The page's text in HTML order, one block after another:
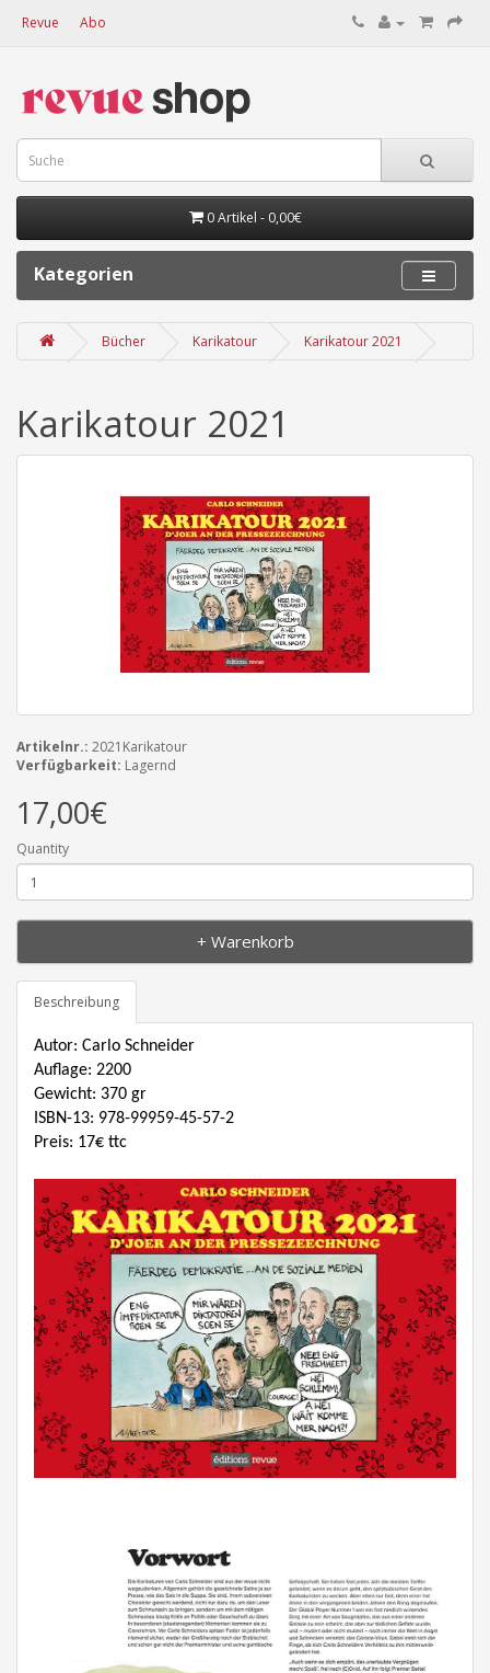
Revue Abo
0 Artikel - 0,00€
Kategorien
Bücher Karikatour Karikatour 2021
Karikatour 2021
Artikelnr.: 2021Karikatour
Verfügbarkeit: Lagernd
17,00€
Quantity
+ Warenkorb
Beschreibung
Autor: Carlo Schneider
Auflage: 2200
Gewicht: 370 gr
ISBN-13: 978-99959-45-57-2
Preis: 17€ ttc